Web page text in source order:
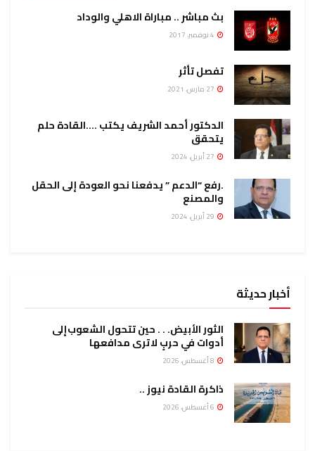
بث مباشر .. مباراة الاهلي والوداد
تفصل تأثر
الدكتور أحمد الشريف يكتب ….القادة حلم
يتحقق
.رفع “الدعم ” يدفعنا نحو العودة إلى الحقل
والمصنع
أخبار حديثة
الثور الأبيض. . . حين تتحول الشعوب إلى
أدوات في حربٍ لا ترى مدافعها
ذاكرة القادة نيوز ..